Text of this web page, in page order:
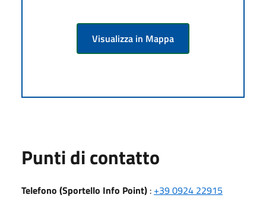
Visualizza in Mappa
Punti di contatto
Telefono (Sportello Info Point) : +39 0924 22915